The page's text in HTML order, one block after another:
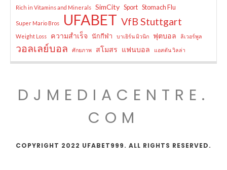
Rich in Vitamins and Minerals
SimCity Sport Stomach Flu
Super Mario Bros UFABET VfB Stuttgart
Weight Loss ความสำเร็จ นักกีฬา บาเยิร์น มิวนิก ฟุตบอล ลิเวอร์พูล
วอลเลย์บอล ศักยภาพ สโมสร แฟนบอล แอสตัน วิลล่า
DJMEDIACENTRE.
COM
COPYRIGHT 2022 UFABET999. ALL RIGHTS RESERVED.